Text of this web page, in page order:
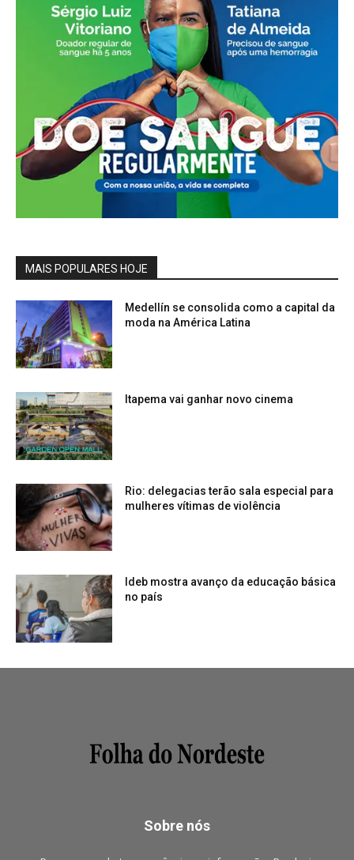
MAIS POPULARES HOJE
Medellín se consolida como a capital da
moda na América Latina
Itapema vai ganhar novo cinema
Rio: delegacias terão sala especial para
mulheres vítimas de violência
Ideb mostra avanço da educação básica
no país
Sobre nós